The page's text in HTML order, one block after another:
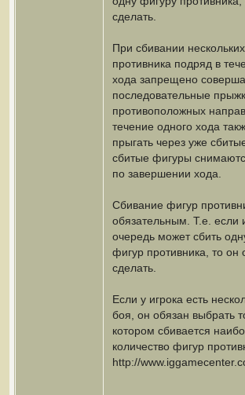
сделать.
При сбивании
противника подряд в
хода запрещено
последовательные
противоположных
течение одного хода
прыгать через уже
сбитые фигуры
по завершении хода.
Сбивание фигур
обязательным. Т.е. если
очередь может сбить
фигур противника, то он
сделать.
Если у игрока есть
боя, он обязан выбрать
котором сбивается
количество фигур
http://